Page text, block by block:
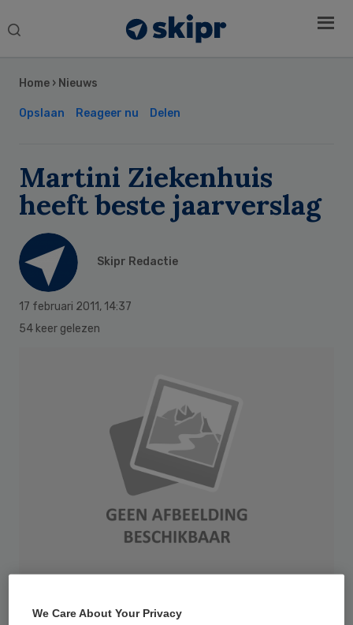
Search
Home › Nieuws
Opslaan Reageer nu Delen
Martini Ziekenhuis
heeft beste jaarverslag
Skipr Redactie
17 februari 2011, 14:37
54 keer gelezen
Het jaarverslag van het Martini Ziekenhuis
Sidebar
We Care About Your Privacy